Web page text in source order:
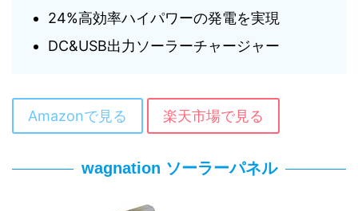
24%高効率ハイパワーの発電を実現
DC&USB出力ソーラーチャージャー
Amazonで見る 楽天市場で見る
wagnation ソーラーパネル